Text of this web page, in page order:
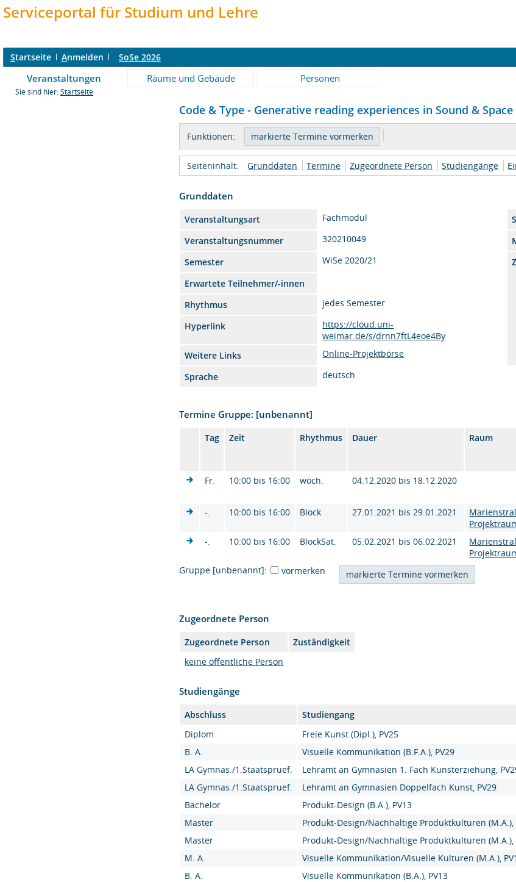
Serviceportal für Studium und Lehre
Startseite Anmelden SoSe 2026
Veranstaltungen Räume und Gebäude Personen
Sie sind hier: Startseite
Code & Type - Generative reading experiences in Sound &
Funktionen:
Seiteninhalt: Grunddaten Termine Zugeordnete Person Studiengänge
Grunddaten
Veranstaltungsart Fachmodul
Veranstaltungsnummer
320210049
Semester
WiSe 2020/21
Erwartete Teilnehmer/-innen
Rhythmus
jedes Semester
Hyperlink
https://cloud.uni-
weimar.de/s/drnn7ftL4eoe4By
Weitere Links
Online-Projektbörse
Sprache
deutsch
Termine Gruppe: [unbenannt]
Tag Zeit Rhythmus Dauer Raum
Fr.
10:00 bis 16:00 wöch. 04.12.2020 bis 18.12.2020
-.
10:00 bis 16:00 Block 27.01.2021 bis 29.01.2021
-.
10:00 bis 16:00 BlockSat. 05.02.2021 bis 06.02.2021
Gruppe [unbenannt]:
vormerken
Zugeordnete Person
Zugeordnete Person
Zuständigkeit
keine öffentliche Person
Studiengänge
Abschluss Studiengang
Diplom
Freie Kunst (Dipl.), PV25
B. A.
Visuelle Kommunikation (B.F.A.), PV29
LA Gymnas./1.Staatspruef.
Lehramt an Gymnasien 1. Fach Kunsterziehung,
LA Gymnas./1.Staatspruef.
Lehramt an Gymnasien Doppelfach Kunst, PV29
Bachelor
Produkt-Design (B.A.), PV13
Master
Produkt-Design/Nachhaltige Produktkulturen (M.A.),
Master
Produkt-Design/Nachhaltige Produktkulturen (M.A.),
M. A.
Visuelle Kommunikation/Visuelle Kulturen (M.A.),
B. A.
Visuelle Kommunikation (B.A.), PV13